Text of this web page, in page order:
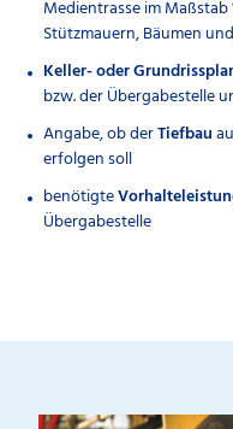
Medientrasse im
Stützmauern, Bäumen
Keller- oder
bzw. der Übergabestelle
Angabe, ob derTiefbau
erfolgen soll
benötigte
Übergabestelle